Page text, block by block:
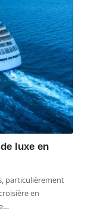
luxe en
particulièrement
en
…